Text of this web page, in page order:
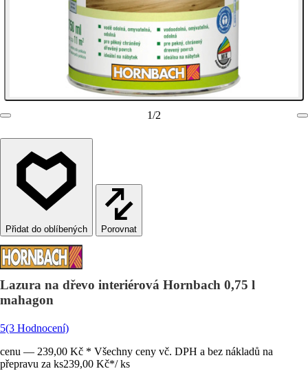
1/2
Porovnat
Lazura na dřevo interiérová Hornbach 0,75 l
mahagon
5(3 Hodnocení)
cenu — 239,00 Kč * Všechny ceny vč. DPH a bez nákladů na
přepravu za ks239,00 Kč*/ ks